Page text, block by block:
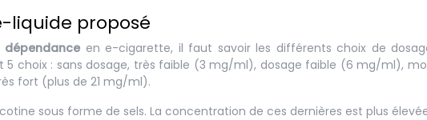
liquide proposé
dépendance en e-cigarette, il faut savoir les différents choix de
5 choix : sans dosage, très faible (3 mg/ml), dosage faible (6 mg/ml),
fort (plus de 21 mg/ml).
sous forme de sels. La concentration de ces dernières est plus